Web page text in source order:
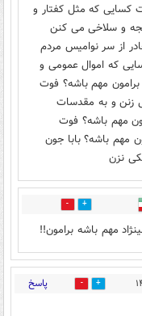
کسایی که مثل کفتار و
و سلاخی می کنن
از سر نوامیس مردم
که اموال عمومی و
مهم باشه؟ فوت
زنن و به مقدسات
مهم باشه؟ فوت
مهم باشه؟ بابا جون
نزن
0
مهم باشه برامون!!
7 پاسخ